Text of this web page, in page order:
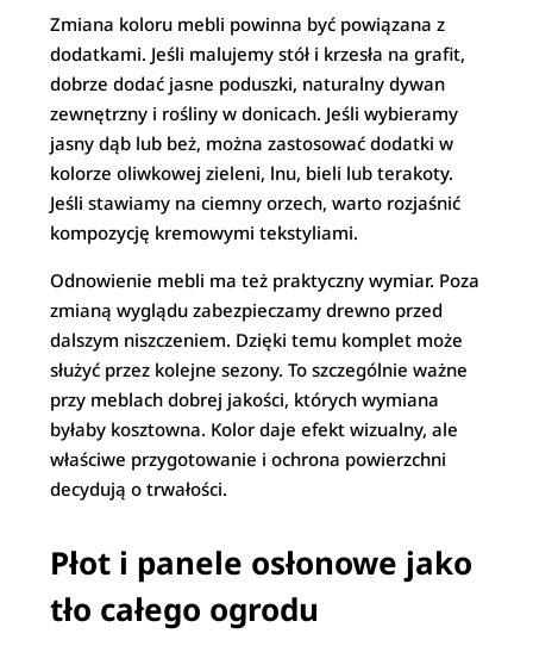
Zmiana koloru mebli powinna być powiązana z
dodatkami. Jeśli malujemy stół i krzesła na grafit,
dobrze dodać jasne poduszki, naturalny dywan
zewnętrzny i rośliny w donicach. Jeśli wybieramy
jasny dąb lub beż, można zastosować dodatki w
kolorze oliwkowej zieleni, lnu, bieli lub terakoty.
Jeśli stawiamy na ciemny orzech, warto rozjaśnić
kompozycję kremowymi tekstyliami.
Odnowienie mebli ma też praktyczny wymiar. Poza
zmianą wyglądu zabezpieczamy drewno przed
dalszym niszczeniem. Dzięki temu komplet może
służyć przez kolejne sezony. To szczególnie ważne
przy meblach dobrej jakości, których wymiana
byłaby kosztowna. Kolor daje efekt wizualny, ale
właściwe przygotowanie i ochrona powierzchni
decydują o trwałości.
Płot i panele osłonowe jako
tło całego ogrodu